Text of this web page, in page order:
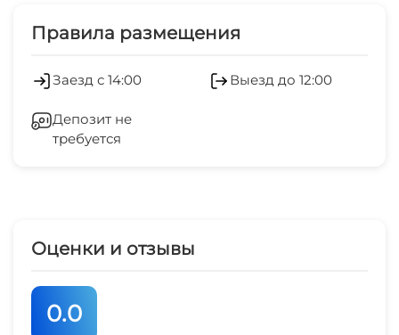
Дети любого возраста
Можно с животными
Есть трансфер
Семейные номера
Русская баня
Развлечения для детей
Отопление
Правила размещения
Заезд с 14:00 Выезд до 12:00
Депозит не
требуется
Оценки и отзывы
0.0